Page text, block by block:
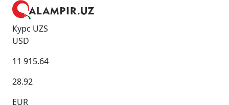
Курс UZS
USD
11 915.64
28.92
EUR